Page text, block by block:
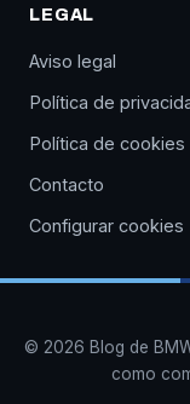
LEGAL
Aviso legal
Política de
Política de cookies
Contacto
Configurar cookies
© 2026 Blog de
como